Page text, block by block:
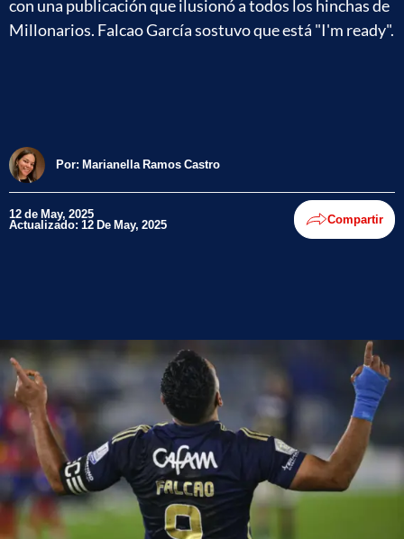
con una publicación que ilusionó a todos los hinchas de
Millonarios. Falcao García sostuvo que está "I'm ready".
Por: Marianella Ramos Castro
12 de May, 2025
Actualizado: 12 De May, 2025 Compartir